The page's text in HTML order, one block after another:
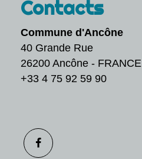
Contacts
Commune d'Ancône
40 Grande Rue
26200 Ancône - FRANCE
+33 4 75 92 59 90